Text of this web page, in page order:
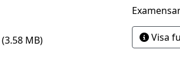
(3.58 MB) Visa